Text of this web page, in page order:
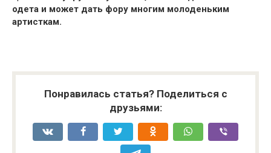
одета и может дать фору многим молоденьким
артисткам.
Понравилась статья? Поделиться с
друзьями: